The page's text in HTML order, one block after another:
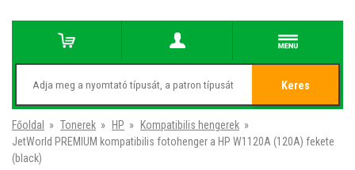
Keres
Főoldal » Tonerek » HP » Kompatibilis hengerek »
JetWorld PREMIUM kompatibilis fotohenger a HP W1120A (120A) fekete
(black)